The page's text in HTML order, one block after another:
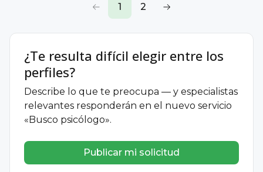
1 2
¿Te resulta difícil elegir entre los
perfiles?
Describe lo que te preocupa — y especialistas
relevantes responderán en el nuevo servicio
«Busco psicólogo».
Publicar mi solicitud